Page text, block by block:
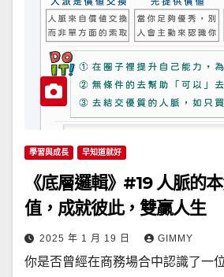
學習與成長 早知道就好
《底層邏輯》#19 人脈的
值，成就彼此，雙贏人生
2025 年 1 月 19 日 GIMMY
你是否曾經在商務場合中認識了一